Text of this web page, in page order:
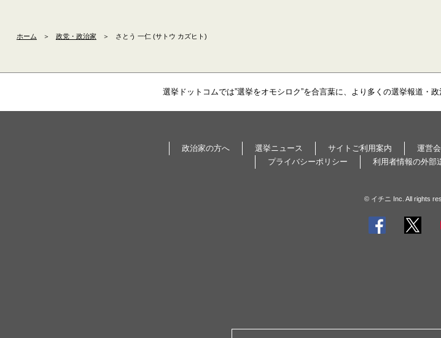
ホーム ＞ 政党・政治家 ＞ さとう 一仁 (サトウ カズヒト)
選挙ドットコムでは”選挙をオモシロク”を合言葉に、より多くの選挙報道・
政治家の方へ 選挙ニュース サイトご利用案内 運営
プライバシーポリシー
利用者情報の外部
© イチニ Inc. All rights